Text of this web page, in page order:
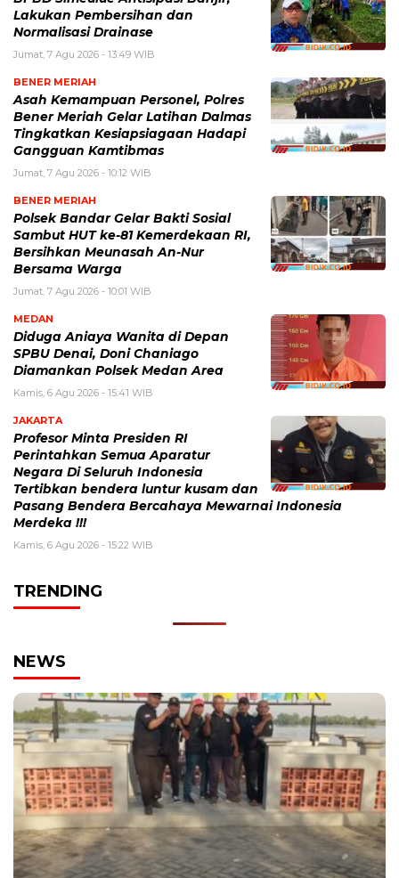
Lakukan Pembersihan dan
Normalisasi Drainase
Jumat, 7 Agu 2026 - 13:49 WIB
BENER MERIAH
Asah Kemampuan Personel, Polres
Bener Meriah Gelar Latihan Dalmas
Tingkatkan Kesiapsiagaan Hadapi
Gangguan Kamtibmas
Jumat, 7 Agu 2026 - 10:12 WIB
BENER MERIAH
Polsek Bandar Gelar Bakti Sosial
Sambut HUT ke-81 Kemerdekaan RI,
Bersihkan Meunasah An-Nur
Bersama Warga
Jumat, 7 Agu 2026 - 10:01 WIB
MEDAN
Diduga Aniaya Wanita di Depan
SPBU Denai, Doni Chaniago
Diamankan Polsek Medan Area
Kamis, 6 Agu 2026 - 15:41 WIB
JAKARTA
Profesor Minta Presiden RI
Perintahkan Semua Aparatur
Negara Di Seluruh Indonesia
Tertibkan bendera luntur kusam dan
Pasang Bendera Bercahaya Mewarnai Indonesia
Merdeka !!!
Kamis, 6 Agu 2026 - 15:22 WIB
TRENDING
NEWS